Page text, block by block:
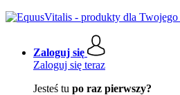
Zaloguj się
Zaloguj się teraz
Jesteś tu po raz pierwszy?